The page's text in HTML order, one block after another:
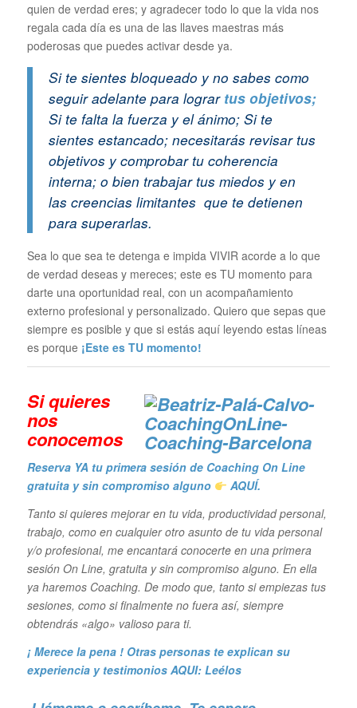
quien de verdad eres; y agradecer todo lo que la vida nos
regala cada día es una de las llaves maestras más
poderosas que puedes activar desde ya.
Si te sientes bloqueado y no sabes como
seguir adelante para lograr tus objetivos;
Si te falta la fuerza y el ánimo; Si te
sientes estancado; necesitarás revisar tus
objetivos y comprobar tu coherencia
interna; o bien trabajar tus miedos y en
las creencias limitantes que te detienen
para superarlas.
Sea lo que sea te detenga e impida VIVIR acorde a lo que
de verdad deseas y mereces; este es TU momento para
darte una oportunidad real, con un acompañamiento
externo profesional y personalizado. Quiero que sepas que
siempre es posible y que si estás aquí leyendo estas líneas
es porque ¡Este es TU momento!
Si quieres
nos
conocemos
Reserva YA tu primera sesión de Coaching On Line
gratuita y sin compromiso alguno
AQUÍ.
Tanto si quieres mejorar en tu vida, productividad personal,
trabajo, como en cualquier otro asunto de tu vida personal
y/o profesional, me encantará conocerte en una primera
sesión On Line, gratuita y sin compromiso alguno. En ella
ya haremos Coaching. De modo que, tanto si empiezas tus
sesiones, como si finalmente no fuera así, siempre
obtendrás «algo» valioso para ti.
¡ Merece la pena ! Otras personas te explican su
experiencia y testimonios AQUI: Leélos